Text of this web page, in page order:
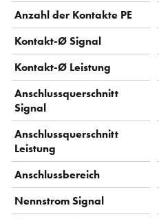
Anzahl der Kontakte PE
Kontakt-Ø Signal
Kontakt-Ø Leistung
Anschlussquerschnitt
Signal
Anschlussquerschnitt
Leistung
Anschlussbereich
Nennstrom Signal